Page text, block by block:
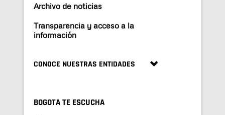
Archivo de noticias
Transparencia y acceso a la
información
CONOCE NUESTRAS ENTIDADES
BOGOTA TE ESCUCHA